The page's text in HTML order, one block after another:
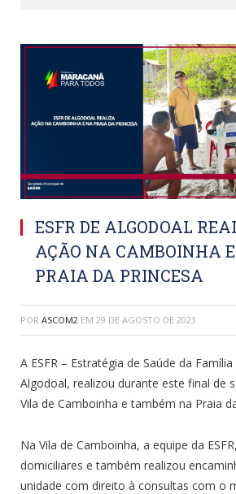
ESFR DE ALGODOAL
AÇÃO NA CAMBOINHA
PRAIA DA PRINCESA
POR ASCOM2 EM 29 DE AGOSTO DE 2023
A ESFR – Estratégia de Saúde da
Algodoal, realizou durante este final de
Vila de Camboinha e também na Praia
Na Vila de Camboinha, a equipe da
domiciliares e também realizou
unidade com direito à consultas com o